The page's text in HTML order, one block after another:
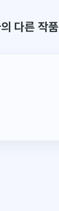
다른 작품